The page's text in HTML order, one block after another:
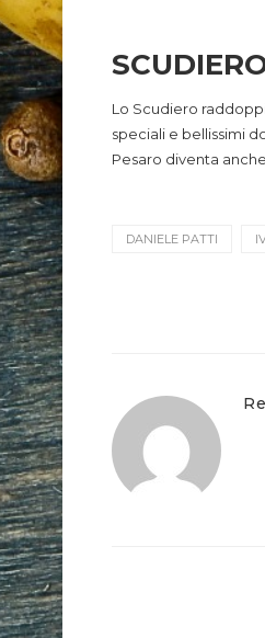
Lo Scudiero
speciali e bellissimi
Pesaro diventa
DANIELE PATTI